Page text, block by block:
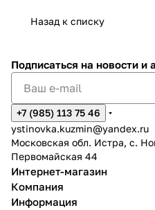
Назад к списку
Подписаться на новости и
+7 (985) 113 75 46
ystinovka.kuzmin@yandex.ru
Московская обл. Истра, с.
Первомайская 44
Интернет-магазин
Компания
Информация